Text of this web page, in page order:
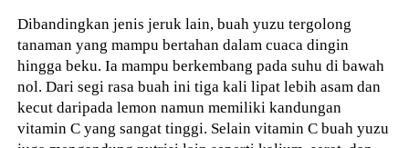
Dibandingkan jenis jeruk lain, buah yuzu tergolong
tanaman yang mampu bertahan dalam cuaca dingin
hingga beku. Ia mampu berkembang pada suhu di bawah
nol. Dari segi rasa buah ini tiga kali lipat lebih asam dan
kecut daripada lemon namun memiliki kandungan
vitamin C yang sangat tinggi. Selain vitamin C buah yuzu